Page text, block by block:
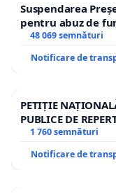
Suspendarea
pentru abuz de
48 069 semnături
Notificare de
PETIȚIE
PUBLICE DE
1 760 semnături
Notificare de